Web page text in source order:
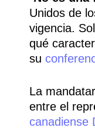
Unidos de
vigencia.
qué
su
La
entre el
canadiense